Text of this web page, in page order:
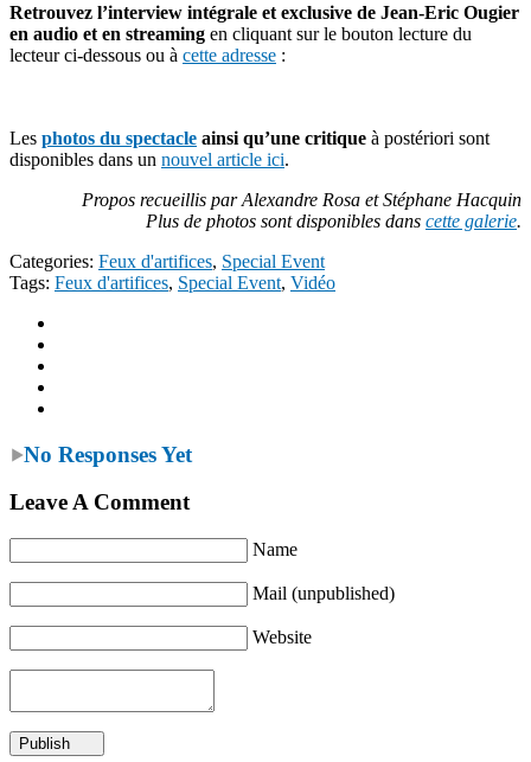
Retrouvez l’interview intégrale et exclusive de Jean-Eric Ougier
en audio et en streaming en cliquant sur le bouton lecture du
lecteur ci-dessous ou à cette adresse :
Les photos du spectacle ainsi qu’une critique à postériori sont
disponibles dans un nouvel article ici.
Propos recueillis par Alexandre Rosa et Stéphane Hacquin
Plus de photos sont disponibles dans cette galerie.
Categories: Feux d'artifices, Special Event
Tags: Feux d'artifices, Special Event, Vidéo
No Responses Yet
Leave A Comment
Name
Mail (unpublished)
Website